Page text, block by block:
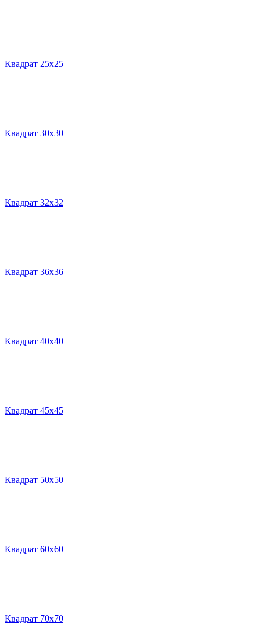
Квадрат 25х25
Квадрат 30х30
Квадрат 32х32
Квадрат 36х36
Квадрат 40х40
Квадрат 45х45
Квадрат 50х50
Квадрат 60х60
Квадрат 70х70